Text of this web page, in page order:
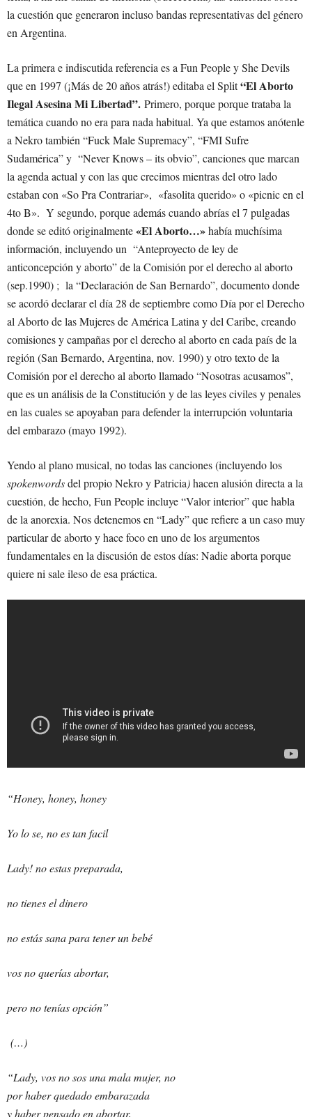
la cuestión que generaron incluso bandas representativas del género
en Argentina.
La primera e indiscutida referencia es a Fun People y She Devils
que en 1997 (¡Más de 20 años atrás!) editaba el Split“El Aborto
Ilegal Asesina Mi Libertad”. Primero, porque porque trataba la
temática cuando no era para nada habitual. Ya que estamos anótenle
a Nekro también “Fuck Male Supremacy”, “FMI Sufre
Sudamérica” y “Never Knows – its obvio”, canciones que marcan
la agenda actual y con las que crecimos mientras del otro lado
estaban con «So Pra Contrariar», «fasolita querido» o «picnic en el
4to B». Y segundo, porque además cuando abrías el 7 pulgadas
donde se editó originalmente«El Aborto…»había muchísima
información, incluyendo un “Anteproyecto de ley de
anticoncepción y aborto” de la Comisión por el derecho al aborto
(sep.1990) ; la “Declaración de San Bernardo”, documento donde
se acordó declarar el día 28 de septiembre como Día por el Derecho
al Aborto de las Mujeres de América Latina y del Caribe, creando
comisiones y campañas por el derecho al aborto en cada país de la
región (San Bernardo, Argentina, nov. 1990) y otro texto de la
Comisión por el derecho al aborto llamado “Nosotras acusamos”,
que es un análisis de la Constitución y de las leyes civiles y penales
en las cuales se apoyaban para defender la interrupción voluntaria
del embarazo (mayo 1992).
Yendo al plano musical, no todas las canciones (incluyendo los
spokenwordsdel propio Nekro y Patricia)hacen alusión directa a la
cuestión, de hecho, Fun People incluye “Valor interior” que habla
de la anorexia. Nos detenemos en “Lady” que refiere a un caso muy
particular de aborto y hace foco en uno de los argumentos
fundamentales en la discusión de estos días: Nadie aborta porque
quiere ni sale ileso de esa práctica.
“Honey, honey, honey
Yo lo se, no es tan facil
Lady! no estas preparada,
no tienes el dinero
no estás sana para tener un bebé
vos no querías abortar,
pero no tenías opción”
(…)
“Lady, vos no sos una mala mujer, no
por haber quedado embarazada
y haber pensado en abortar,